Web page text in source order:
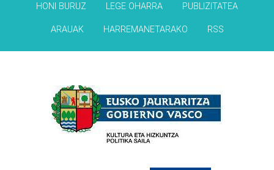
HONI BURUZ LEGE OHARRA PUBLIZITATEA
ARAUAK HARREMANETARAKO RSS